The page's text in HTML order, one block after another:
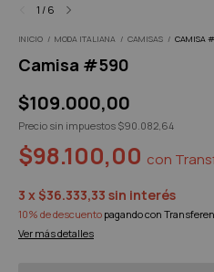
1 / 6
INICIO / MODA ITALIANA / CAMISAS / CAMISA
Camisa #590
$109.000,00
Precio sin impuestos $90.082,64
$98.100,00 con
3 x $36.333,33 sin interés
10% de descuento pagando con
Ver más detalles